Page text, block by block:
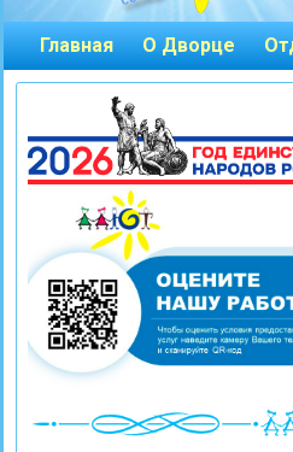
Главная О Дворце